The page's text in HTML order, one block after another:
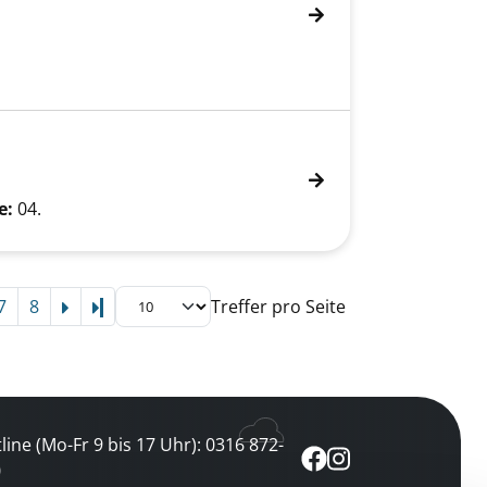
04.
8 Letzte Seite Treffer pro Seite
(Mo-Fr 9 bis 17 Uhr): 0316 872-